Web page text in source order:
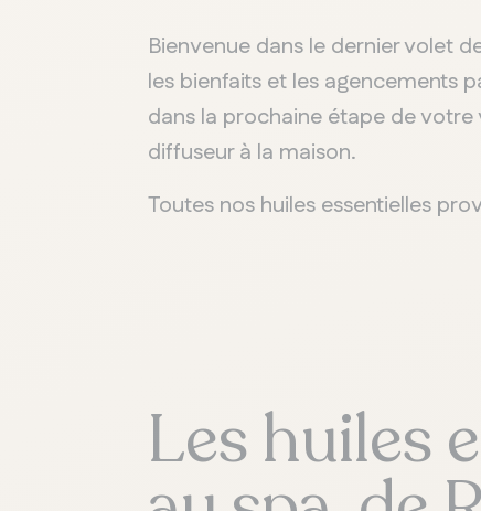
Bienvenue dans le dernier volet
les bienfaits et les agencements
dans la prochaine étape de votre
diffuseur à la maison.
Toutes nos huiles essentielles
Les huiles